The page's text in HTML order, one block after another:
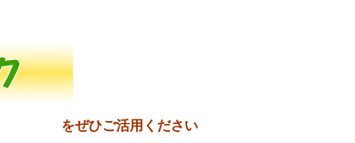
をぜひご活用ください